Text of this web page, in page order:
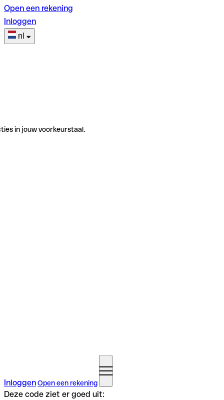
Open een rekening
Inloggen
nl
in jouw voorkeurstaal.
InloggenOpen een rekening
Deze code ziet er goed uit: